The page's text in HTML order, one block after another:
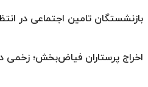
بازنشستگان تامین اجتماعی در
اخراج پرستاران فیاض‌بخش؛ زخمی